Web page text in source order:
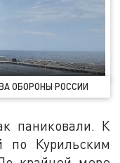
ОБОРОНЫ РОССИИ
паниковали. К
Курильским